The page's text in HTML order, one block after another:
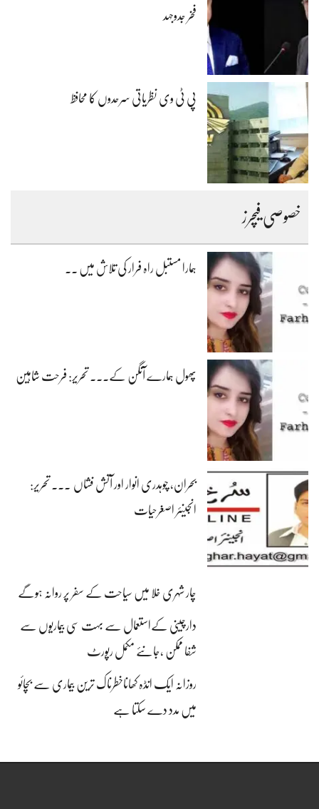
فخر جدوجہد
پی ٹی وی نظریاتی سرحدوں کا محافظ
خصوصی فیچرز
ہمارا مستبل راہ فرار کی تلاش میں ۔۔
پھول ہمارے آنگن کے۔۔۔ تحریر: فرحت شاہین
بحران، چوہدری انوار اور آتش فشاں ۔۔۔ تحریر:
انجینئر اصغرحیات
چار شہری خلا میں سیاحت کے سفر پر روانہ ہوگے
دارچینی کےاستعمال سے بہت سی بیماریوں سے
شفا ممکن ،جانئے مکمل رپورٹ
روزانہ ایک انڈہ کھاناخطرناک ترین بیماری سے بچائو
میں مدد دے سکتا ہے